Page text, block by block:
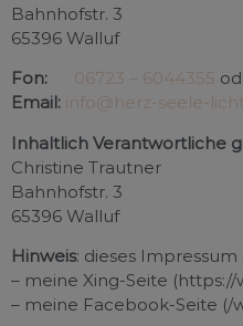
Bahnhofstr. 3
65396 Walluf
Fon:
06723 – 6044355
Email: info@herz-seele-
Inhaltlich Verantwortliche
Christine Trautner
Bahnhofstr. 3
65396 Walluf
Hinweis: dieses Impressum
– meine Xing-Seite
– meine Facebook-Seite